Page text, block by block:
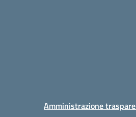
Amministrazione